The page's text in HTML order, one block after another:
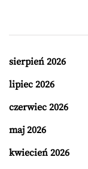
sierpień 2026
lipiec 2026
czerwiec 2026
maj 2026
kwiecień 2026